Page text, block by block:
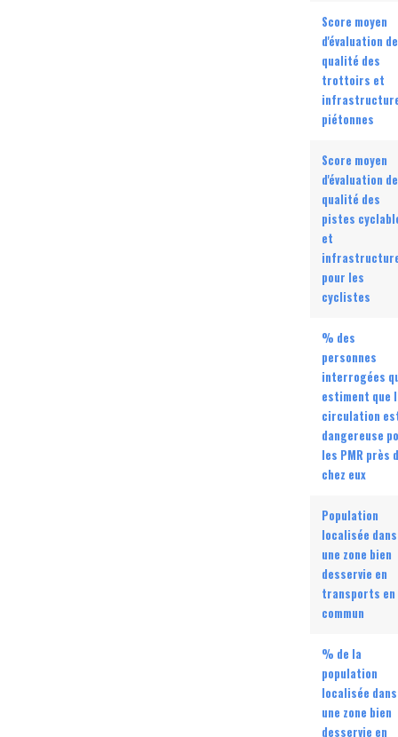
Score moyen
d'évaluation
qualité des
trottoirs et
piétonnes
Score moyen
d'évaluation
qualité des
pistes
et
pour les
cyclistes
% des
personnes
interrogées
estiment que
circulation
dangereuse
les PMR près
chez eux
Population
localisée dans
une zone bien
desservie en
transports en
commun
% de la
population
localisée dans
une zone bien
desservie en